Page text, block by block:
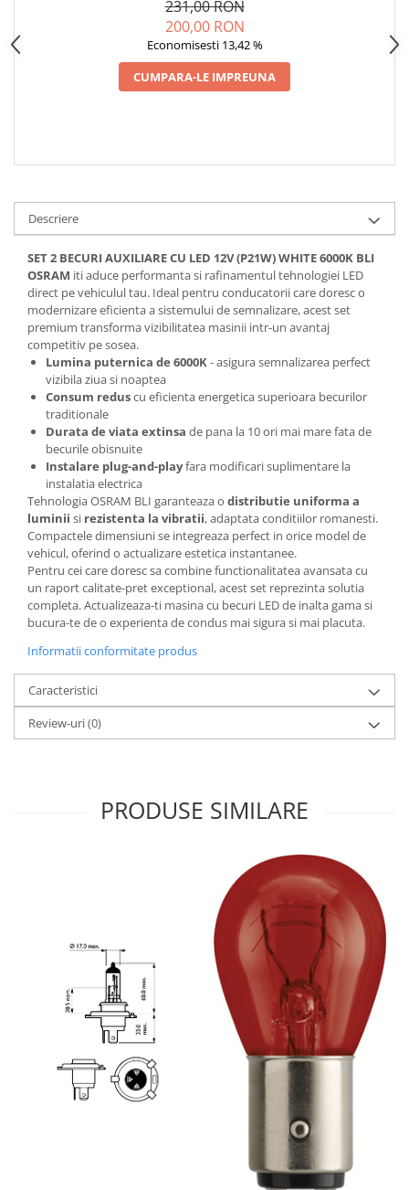
Produse Intretinere si Detailing
Lubrifianti si Spray-uri de Curatare
Curatare si Detailing Interior
Produse de Iarna
Cabluri Pornire
Produse de Vara
Blog
231,00 RON
200,00 RON
Economisesti 13,42 %
CUMPARA-LE IMPREUNA
Descriere
SET 2 BECURI AUXILIARE CU LED 12V (P21W) WHITE 6000K BLI
OSRAM iti aduce performanta si rafinamentul tehnologiei LED
direct pe vehiculul tau. Ideal pentru conducatorii care doresc o
modernizare eficienta a sistemului de semnalizare, acest set
premium transforma vizibilitatea masinii intr-un avantaj
competitiv pe sosea.
Lumina puternica de 6000K- asigura semnalizarea perfect
vizibila ziua si noaptea
Consum reduscu eficienta energetica superioara becurilor
traditionale
Durata de viata extinsa de pana la 10 ori mai mare fata de
becurile obisnuite
Instalare plug-and-playfara modificari suplimentare la
instalatia electrica
Tehnologia OSRAM BLI garanteaza o distributie uniforma a
luminii si rezistenta la vibratii, adaptata conditiilor romanesti.
Compactele dimensiuni se integreaza perfect in orice model de
vehicul, oferind o actualizare estetica instantanee.
Pentru cei care doresc sa combine functionalitatea avansata cu
un raport calitate-pret exceptional, acest set reprezinta solutia
completa. Actualizeaza-ti masina cu becuri LED de inalta gama si
bucura-te de o experienta de condus mai sigura si mai placuta.
Informatii conformitate produs
Caracteristici
Review-uri(0)
PRODUSE SIMILARE